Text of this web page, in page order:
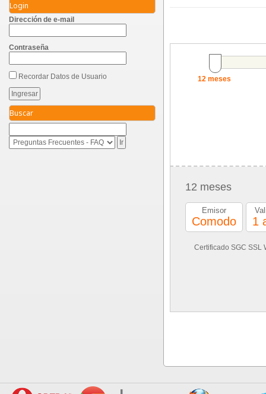
Login
Dirección de e-mail
Contraseña
Recordar Datos de Usuario
Buscar
12 meses
12 meses
Emisor
Comodo 1
Certificado SGC SSL